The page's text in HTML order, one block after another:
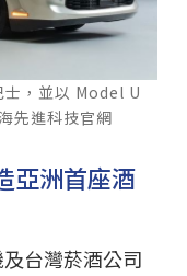
士，並以 Model U
先進科技官網
亞洲首座酒
台灣菸酒公司